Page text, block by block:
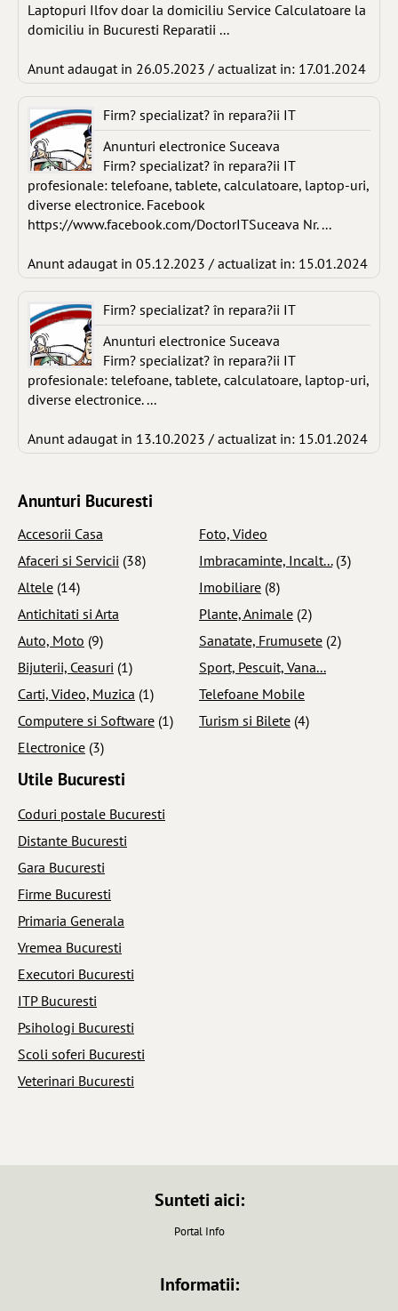
Laptopuri Ilfov doar la domiciliu Service Calculatoare la
domiciliu in Bucuresti Reparatii ...
Anunt adaugat in 26.05.2023 / actualizat in: 17.01.2024
Firm? specializat? în repara?ii IT
Anunturi electronice Suceava
Firm? specializat? în repara?ii IT
profesionale: telefoane, tablete, calculatoare, laptop-uri,
diverse electronice. Facebook
https://www.facebook.com/DoctorITSuceava Nr. ...
Anunt adaugat in 05.12.2023 / actualizat in: 15.01.2024
Firm? specializat? în repara?ii IT
Anunturi electronice Suceava
Firm? specializat? în repara?ii IT
profesionale: telefoane, tablete, calculatoare, laptop-uri,
diverse electronice. ...
Anunt adaugat in 13.10.2023 / actualizat in: 15.01.2024
Anunturi Bucuresti
Accesorii Casa
Afaceri si Servicii (38)
Altele (14)
Antichitati si Arta
Auto, Moto (9)
Bijuterii, Ceasuri (1)
Carti, Video, Muzica (1)
Computere si Software (1)
Electronice (3)
Foto, Video
Imbracaminte, Incalt... (3)
Imobiliare (8)
Plante, Animale (2)
Sanatate, Frumusete (2)
Sport, Pescuit, Vana...
Telefoane Mobile
Turism si Bilete (4)
Utile Bucuresti
Coduri postale Bucuresti
Distante Bucuresti
Gara Bucuresti
Firme Bucuresti
Primaria Generala
Vremea Bucuresti
Executori Bucuresti
ITP Bucuresti
Psihologi Bucuresti
Scoli soferi Bucuresti
Veterinari Bucuresti
Sunteti aici:
Portal Info
Informatii: